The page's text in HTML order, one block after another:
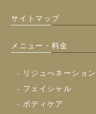
サイトマップ
メニュー・料金
- リジュべネーション
- フェイシャル
- ボディケア